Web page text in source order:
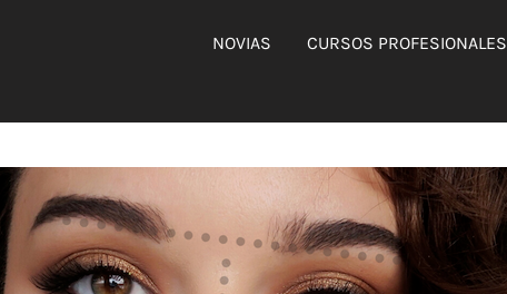
NOVIAS CURSOS PROFESIONALES